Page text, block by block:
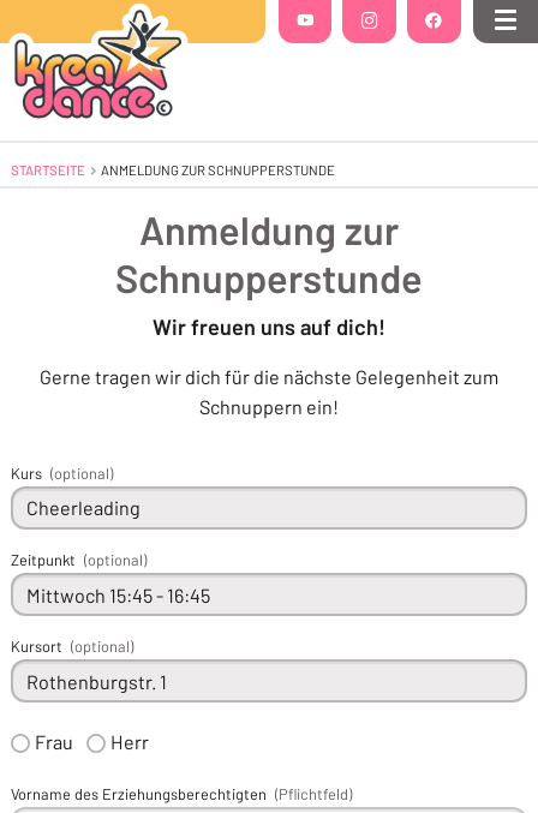
YouTube(Öffnet in einem neuen Tab oder
Instagram(Öffnet in einem neuen
Facebook(Öffnet in
STARTSEITE AKTUELL: ANMELDUNG ZUR SCHNUPPERSTUNDE
ANMELDUNG ZUR SCHNUPPERSTUNDE
Anmeldung zur
Schnupperstunde
Wir freuen uns auf dich!
Gerne tragen wir dich für die nächste Gelegenheit zum
Schnuppern ein!
Kurs (optional)
Zeitpunkt (optional)
Kursort (optional)
Frau Herr
Vorname des Erziehungsberechtigten (Pflichtfeld)